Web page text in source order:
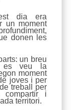
dia era
un moment
donen les
un breu
es veu la
moment
joves i per
treball per
i
territori.